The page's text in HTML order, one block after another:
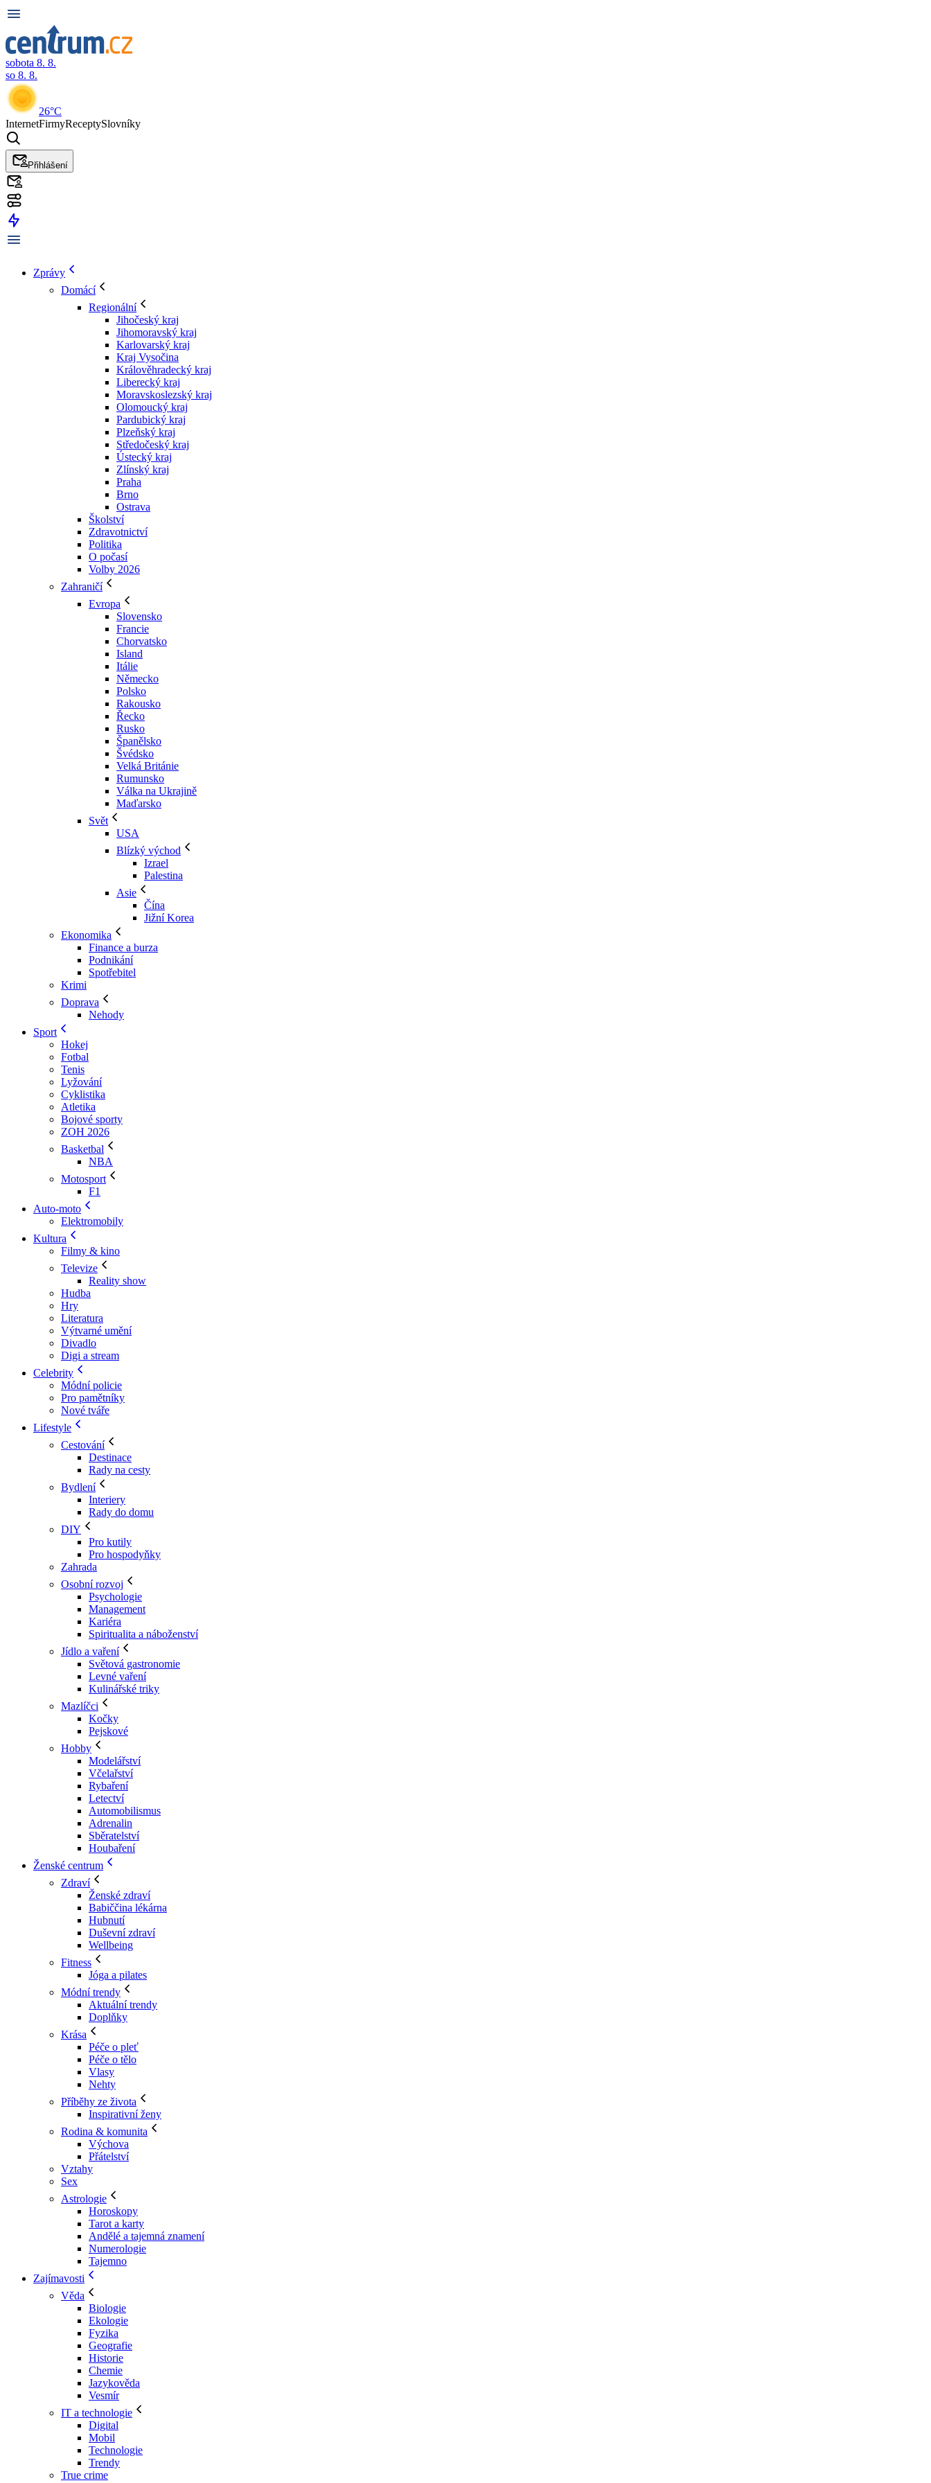
sobota 8. 8.
so 8. 8.
26°C
InternetFirmyReceptySlovníky
Přihlášení
Zprávy
Domácí
Regionální
Jihočeský kraj
Jihomoravský kraj
Karlovarský kraj
Kraj Vysočina
Králověhradecký kraj
Liberecký kraj
Moravskoslezský kraj
Olomoucký kraj
Pardubický kraj
Plzeňský kraj
Středočeský kraj
Ústecký kraj
Zlínský kraj
Praha
Brno
Ostrava
Školství
Zdravotnictví
Politika
O počasí
Volby 2026
Zahraničí
Evropa
Slovensko
Francie
Chorvatsko
Island
Itálie
Německo
Polsko
Rakousko
Řecko
Rusko
Španělsko
Švédsko
Velká Británie
Rumunsko
Válka na Ukrajině
Maďarsko
Svět
USA
Blízký východ
Izrael
Palestina
Asie
Čína
Jižní Korea
Ekonomika
Finance a burza
Podnikání
Spotřebitel
Krimi
Doprava
Nehody
Sport
Hokej
Fotbal
Tenis
Lyžování
Cyklistika
Atletika
Bojové sporty
ZOH 2026
Basketbal
NBA
Motosport
F1
Auto-moto
Elektromobily
Kultura
Filmy & kino
Televize
Reality show
Hudba
Hry
Literatura
Výtvarné umění
Divadlo
Digi a stream
Celebrity
Módní policie
Pro pamětníky
Nové tváře
Lifestyle
Cestování
Destinace
Rady na cesty
Bydlení
Interiery
Rady do domu
DIY
Pro kutily
Pro hospodyňky
Zahrada
Osobní rozvoj
Psychologie
Management
Kariéra
Spiritualita a náboženství
Jídlo a vaření
Světová gastronomie
Levné vaření
Kulinářské triky
Mazlíčci
Kočky
Pejskové
Hobby
Modelářství
Včelařství
Rybaření
Letectví
Automobilismus
Adrenalin
Sběratelství
Houbaření
Ženské centrum
Zdraví
Ženské zdraví
Babiččina lékárna
Hubnutí
Duševní zdraví
Wellbeing
Fitness
Jóga a pilates
Módní trendy
Aktuální trendy
Doplňky
Krása
Péče o pleť
Péče o tělo
Vlasy
Nehty
Příběhy ze života
Inspirativní ženy
Rodina & komunita
Výchova
Přátelství
Vztahy
Sex
Astrologie
Horoskopy
Tarot a karty
Andělé a tajemná znamení
Numerologie
Tajemno
Zajímavosti
Věda
Biologie
Ekologie
Fyzika
Geografie
Historie
Chemie
Jazykověda
Vesmír
IT a technologie
Digital
Mobil
Technologie
Trendy
True crime